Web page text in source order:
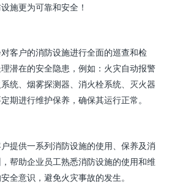
施更为可靠和安全！
客户的消防设施进行全面的巡查和检
潜在的安全隐患，例如：火灾自动报警
统、烟雾探测器、消火栓系统、灭火器
期进行维护保养，确保其运行正常。
提供一系列消防设施的使用、保养及消
帮助企业员工熟悉消防设施的使用和维
全意识，避免火灾事故的发生。